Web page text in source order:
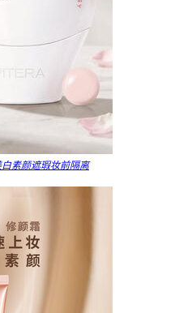
素颜遮瑕妆前隔离